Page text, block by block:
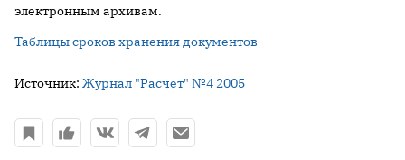
электронным архивам.
Таблицы сроков хранения документов
Источник: Журнал "Расчет" №4 2005